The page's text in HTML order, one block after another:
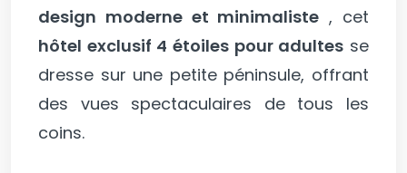
design moderne et minimaliste , cet
hôtel exclusif 4 étoiles pour adultes se
dresse sur une petite péninsule, offrant
des vues spectaculaires de tous les
coins.